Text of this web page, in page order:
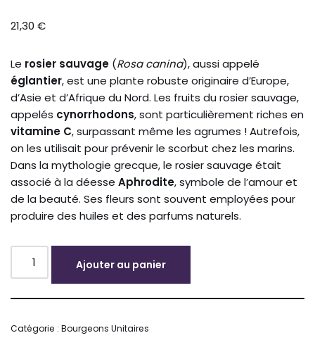
21,30 €
Le rosier sauvage (Rosa canina), aussi appelé
églantier, est une plante robuste originaire d’Europe,
d’Asie et d’Afrique du Nord. Les fruits du rosier sauvage,
appelés cynorrhodons, sont particulièrement riches en
vitamine C, surpassant même les agrumes ! Autrefois,
on les utilisait pour prévenir le scorbut chez les marins.
Dans la mythologie grecque, le rosier sauvage était
associé à la déesse Aphrodite, symbole de l’amour et
de la beauté. Ses fleurs sont souvent employées pour
produire des huiles et des parfums naturels.
Ajouter au panier
Catégorie : Bourgeons Unitaires